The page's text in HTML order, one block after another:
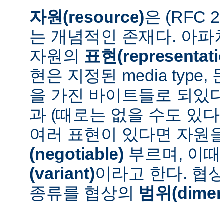
자원(resource)은 (RFC
는 개념적인 존재다. 아
자원의 표현
현은 지정된 media type,
을 가진 바이트들로 되있
과 (때로는 없을 수도 있
여러 표현이 있다면 자원
(negotiable) 부르며, 이
(variant)이라고 한다. 협
종류를 협상의 범위